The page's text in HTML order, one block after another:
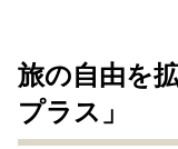
旅の自由を
プラス」